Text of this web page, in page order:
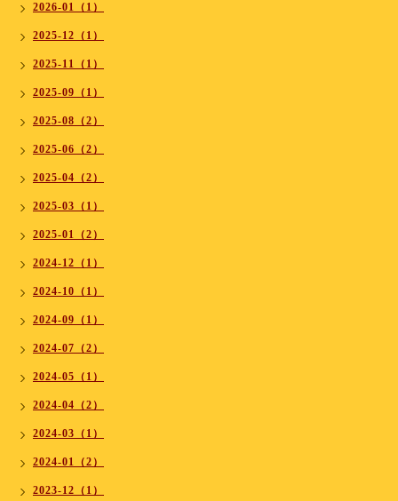
2026-01（1）
2025-12（1）
2025-11（1）
2025-09（1）
2025-08（2）
2025-06（2）
2025-04（2）
2025-03（1）
2025-01（2）
2024-12（1）
2024-10（1）
2024-09（1）
2024-07（2）
2024-05（1）
2024-04（2）
2024-03（1）
2024-01（2）
2023-12（1）